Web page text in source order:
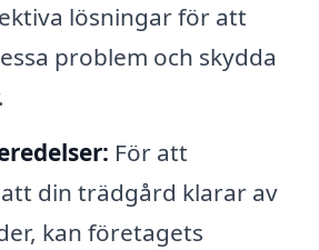
lösningar för att
problem och skydda
För att
din trädgård klarar av
kan företagets